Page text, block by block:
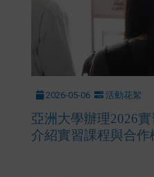
2026-05-06 活動花絮
亞洲大學辦理2026
介紹實習課程與合作